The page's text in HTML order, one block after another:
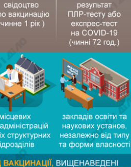
От 1 месяца
лет: кто и как
занимал
должность